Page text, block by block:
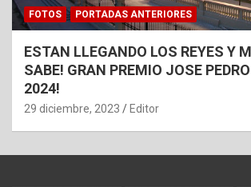
FOTOS PORTADAS ANTERIORES
ESTAN LLEGANDO LOS REYES Y
SABE! GRAN PREMIO JOSE
2024!
29 diciembre, 2023 Editor